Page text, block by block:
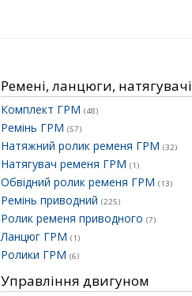
Ремені, ланцюги, натягувачі
Комплект ГРМ (48)
Ремінь ГРМ (57)
Натяжний ролик ременя ГРМ (32)
Натягувач ременя ГРМ (1)
Обвідний ролик ременя ГРМ (13)
Ремінь приводний (225)
Ролик ременя приводного (7)
Ланцюг ГРМ (1)
Ролики ГРМ (6)
Управління двигуном